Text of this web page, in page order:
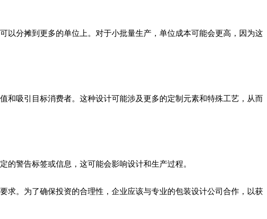
以分摊到更多的单位上。对于小批量生产，单位成本可能会更高，因为这
和吸引目标消费者。这种设计可能涉及更多的定制元素和特殊工艺，从而
警告标签或信息，这可能会影响设计和生产过程。
求。为了确保投资的合理性，企业应该与专业的包装设计公司合作，以获